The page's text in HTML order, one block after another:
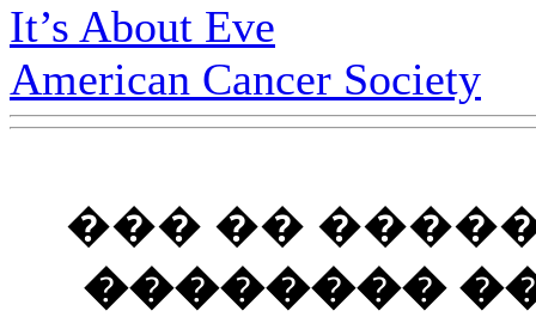
It’s About Eve
American Cancer Society
��� ��
��������